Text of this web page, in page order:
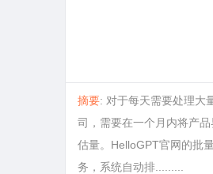
摘要: 对于每天需要处理大
司，需要在一个月内将产
估量。HelloGPT官网的批
务，系统自动排.........